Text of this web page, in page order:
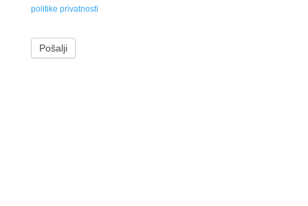
politike privatnosti
Pošalji